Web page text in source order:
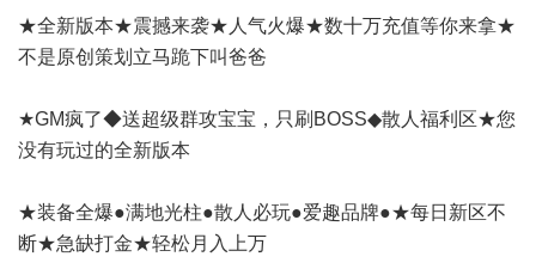
★全新版本★震撼来袭★人气火爆★数十万充值等你来拿★
不是原创策划立马跪下叫爸爸
★GM疯了◆送超级群攻宝宝，只刷BOSS◆散人福利区★您
没有玩过的全新版本
★装备全爆●满地光柱●散人必玩●爱趣品牌●★每日新区不
断★急缺打金★轻松月入上万